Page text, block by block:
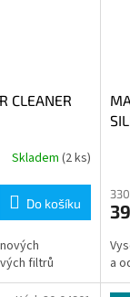
CLEANER
Skladem (2 ks)
Do košíku
filtrů
a